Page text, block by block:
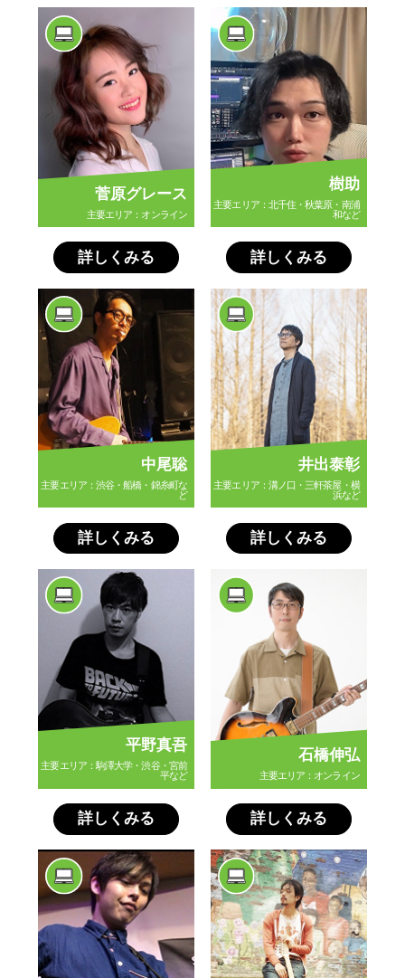
菅原グレース
主要エリア：オンライン
詳しくみる
樹助
主要エリア：北千住・秋葉原・南浦
和など
詳しくみる
中尾聡
主要エリア：渋谷・船橋・錦糸町な
ど
詳しくみる
井出泰彰
主要エリア：溝ノ口・三軒茶屋・横
浜など
詳しくみる
平野真吾
主要エリア：駒澤大学・渋谷・宮前
平など
詳しくみる
石橋伸弘
主要エリア：オンライン
詳しくみる